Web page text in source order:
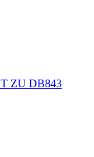
ZU DB843